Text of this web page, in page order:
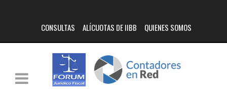
CONSULTAS ALÍCUOTAS DE IIBB QUIENES SOMOS